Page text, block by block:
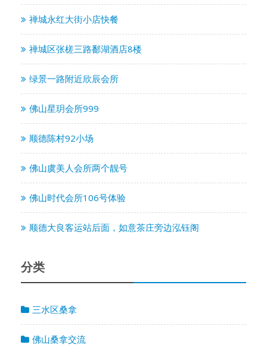
禅城永红大街小店快餐
禅城区张槎三路鄱湖酒店8楼
绿景一路附近欣辰会所
佛山星玥会所999
顺德陈村92小场
佛山虞美人会所两个靓号
佛山时代会所106号体验
顺德大良客运站后面，如意茶庄旁边泓钰阁
分类
三水区桑拿
佛山桑拿交流